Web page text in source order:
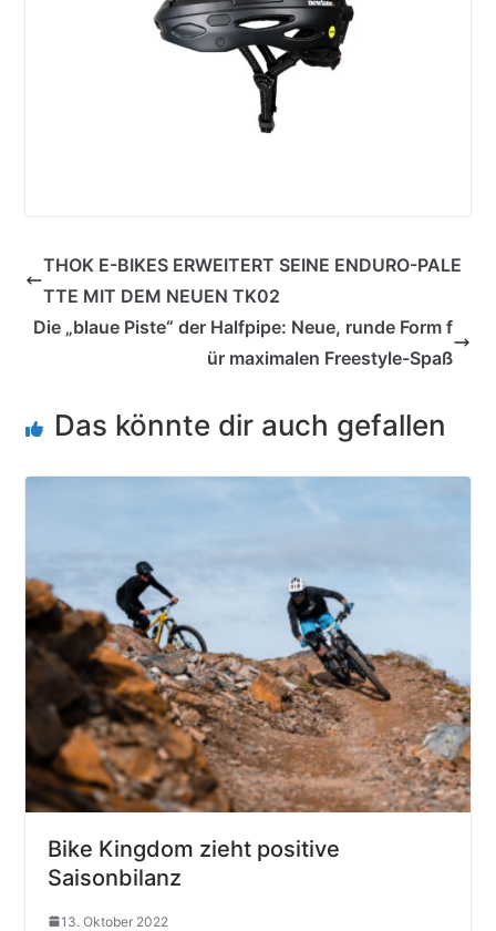
THOK E-BIKES ERWEITERT SEINE ENDURO-PALE
TTE MIT DEM NEUEN TK02
Die „blaue Piste“ der Halfpipe: Neue, runde Form f
ür maximalen Freestyle-Spaß
Das könnte dir auch gefallen
Bike Kingdom zieht positive
Saisonbilanz
13. Oktober 2022